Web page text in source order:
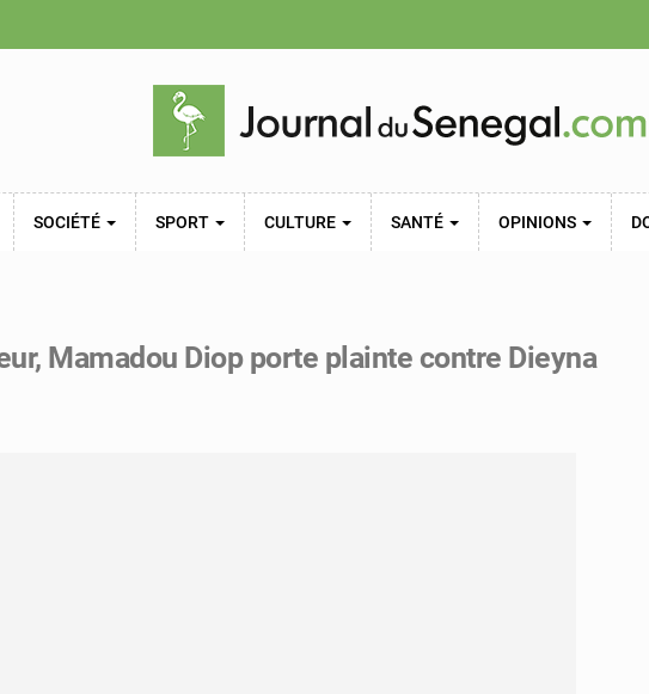
SOCIÉTÉ SPORT CULTURE SANTÉ OPINIONS
Mamadou Diop porte plainte contre Dieyna